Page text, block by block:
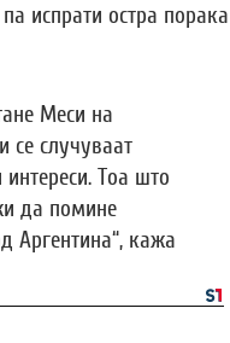
испрати остра порака
Меси на
се случуваат
Тоа што
да помине
Аргентина“, кажа